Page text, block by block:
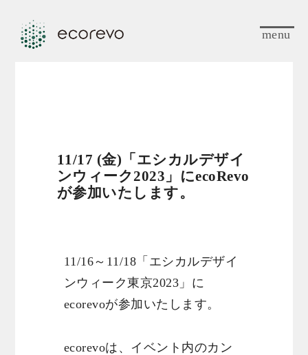
menu
11/17 (金)「エシカルデザイ
ンウィーク2023」にecoRevo
が参加いたします。
11/16～11/18「エシカルデザイ
ンウィーク東京2023」に
ecorevoが参加いたします。
ecorevoは、イベント内のカン